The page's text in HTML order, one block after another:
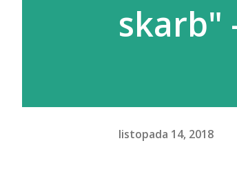
skarb"
listopada 14, 2018